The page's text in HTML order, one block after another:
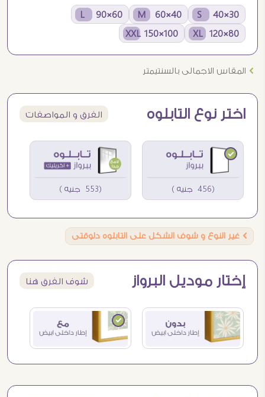
30×40 S
40×60 M
60×90 L
80×120 XL
100×150 XXL
Ö المقاس الاجمالى بالسنتيمتر
اختر نوع التابلوه الفرق و المواصفات
(456 جنيه ) (553 جنيه )
Ö غير النوع و شوف الشكل على التابلوه دلوقتى
إختار موديل البرواز شوف الفرق هنا